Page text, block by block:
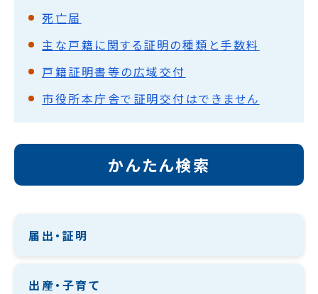
死亡届
主な戸籍に関する証明の種類と手数料
戸籍証明書等の広域交付
市役所本庁舎で証明交付はできません
かんたん検索
届出・証明
出産・子育て